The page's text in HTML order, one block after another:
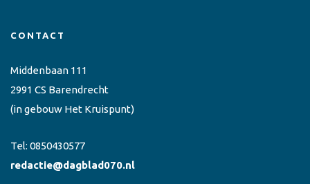
CONTACT
Middenbaan 111
2991 CS Barendrecht
(in gebouw Het Kruispunt)
Tel: 0850430577
redactie@dagblad070.nl